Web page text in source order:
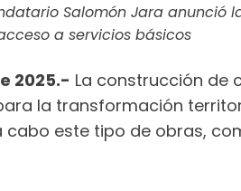
Salomón Jara anunció
a servicios básicos
2025.- La construcción de
la transformación
este tipo de obras,